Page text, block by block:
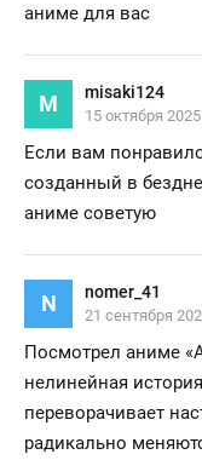
аниме для вас
M misaki124
15 октября
Если вам
созданный в
аниме советую
N nomer_41
21 сентября
Посмотрел аниме
нелинейная
переворачивает
радикально